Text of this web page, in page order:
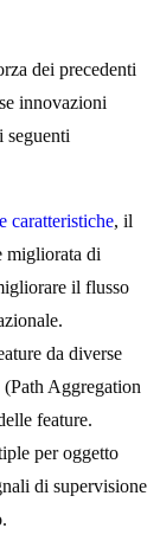
dei precedenti
innovazioni
seguenti
caratteristiche, il
migliorata di
il flusso
da diverse
Aggregation
feature.
per oggetto
di supervisione